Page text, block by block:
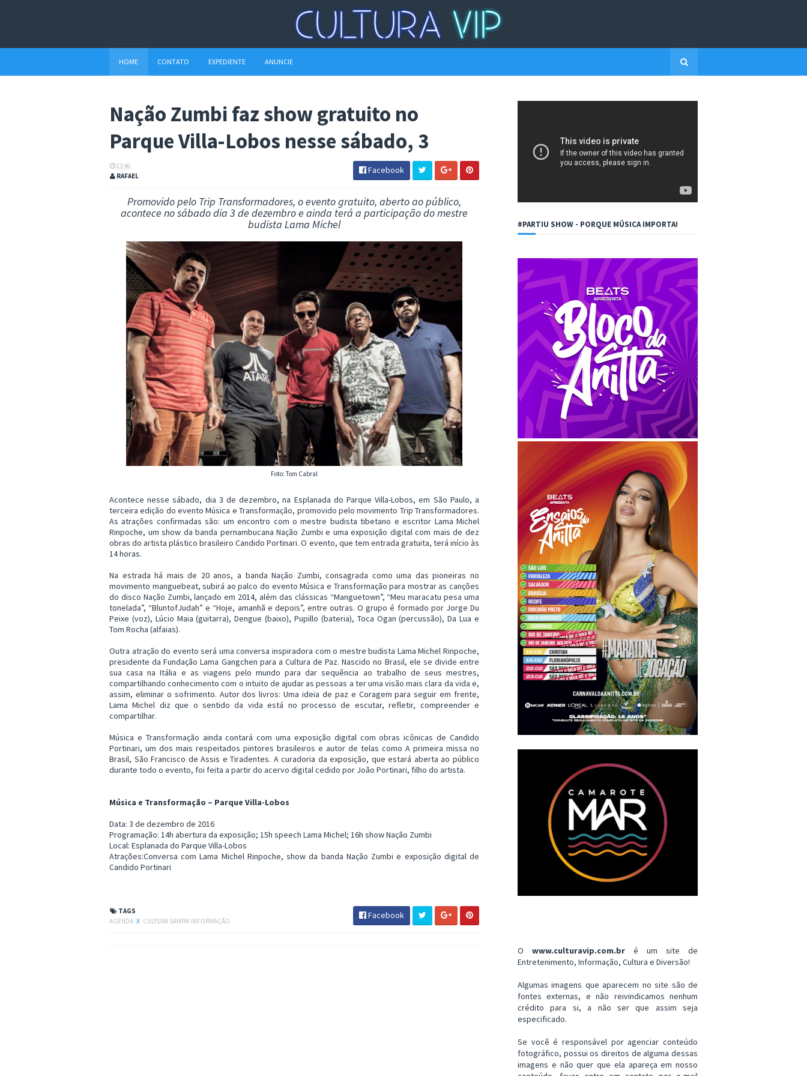
HOME CONTATO EXPEDIENTE ANUNCIE
Nação Zumbi faz show gratuito no
Parque Villa-Lobos nesse sábado, 3
13:46
RAFAEL
Facebook
Promovido pelo Trip Transformadores, o evento gratuito, aberto ao público,
acontece no sábado dia 3 de dezembro e ainda terá a participação do mestre
budista Lama Michel
Foto: Tom Cabral
Acontece nesse sábado, dia 3 de dezembro, na Esplanada do Parque Villa-Lobos, em São Paulo, a
terceira edição do evento Música e Transformação, promovido pelo movimento Trip Transformadores.
As atrações confirmadas são: um encontro com o mestre budista tibetano e escritor Lama Michel
Rinpoche, um show da banda pernambucana Nação Zumbi e uma exposição digital com mais de dez
obras do artista plástico brasileiro Candido Portinari. O evento, que tem entrada gratuita, terá início às
14 horas.
Na estrada há mais de 20 anos, a banda Nação Zumbi, consagrada como uma das pioneiras no
movimento manguebeat, subirá ao palco do evento Música e Transformação para mostrar as canções
do disco Nação Zumbi, lançado em 2014, além das clássicas “Manguetown”, “Meu maracatu pesa uma
tonelada”, “BluntofJudah” e “Hoje, amanhã e depois”, entre outras. O grupo é formado por Jorge Du
Peixe (voz), Lúcio Maia (guitarra), Dengue (baixo), Pupillo (bateria), Toca Ogan (percussão), Da Lua e
Tom Rocha (alfaias).
Outra atração do evento será uma conversa inspiradora com o mestre budista Lama Michel Rinpoche,
presidente da Fundação Lama Gangchen para a Cultura de Paz. Nascido no Brasil, ele se divide entre
sua casa na Itália e as viagens pelo mundo para dar sequência ao trabalho de seus mestres,
compartilhando conhecimento com o intuito de ajudar as pessoas a ter uma visão mais clara da vida e,
assim, eliminar o sofrimento. Autor dos livros: Uma ideia de paz e Coragem para seguir em frente,
Lama Michel diz que o sentido da vida está no processo de escutar, refletir, compreender e
compartilhar.
Música e Transformação ainda contará com uma exposição digital com obras icônicas de Candido
Portinari, um dos mais respeitados pintores brasileiros e autor de telas como A primeira missa no
Brasil, São Francisco de Assis e Tiradentes. A curadoria da exposição, que estará aberta ao público
durante todo o evento, foi feita a partir do acervo digital cedido por João Portinari, filho do artista.
Música e Transformação – Parque Villa-Lobos
Data: 3 de dezembro de 2016
Programação: 14h abertura da exposição; 15h speech Lama Michel; 16h show Nação Zumbi
Local: Esplanada do Parque Villa-Lobos
Atrações:Conversa com Lama Michel Rinpoche, show da banda Nação Zumbi e exposição digital de
Candido Portinari
TAGS
AGENDA X CULTURA SAMPA! INFORMAÇÃO
Facebook
#PARTIU SHOW - PORQUE MÚSICA IMPORTA!
O www.culturavip.com.br é um site de
Entretenimento, Informação, Cultura e Diversão!
Algumas imagens que aparecem no site são de
fontes externas, e não reivindicamos nenhum
crédito para si, a não ser que assim seja
especificado.
Se você é responsável por agenciar conteúdo
fotográfico, possui os direitos de alguma dessas
imagens e não quer que ela apareça em nosso